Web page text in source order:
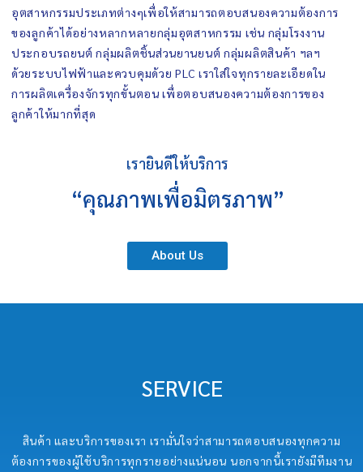
อุตสาหกรรมประเภทต่างๆเพื่อให้สามารถตอบสนองความต้องการ
ของลูกค้าได้อย่างหลากหลายกลุ่มอุตสาหกรรม เช่น กลุ่มโรงงาน
ประกอบรถยนต์ กลุ่มผลิตชิ้นส่วนยานยนต์ กลุ่มผลิตสินค้า ฯลฯ
ด้วยระบบไฟฟ้าและควบคุมด้วย PLC เราใส่ใจทุกรายละเอียดใน
การผลิตเครื่องจักรทุกขั้นตอน เพื่อตอบสนองความต้องการของ
ลูกค้าให้มากที่สุด
เรายินดีให้บริการ
“คุณภาพเพื่อมิตรภาพ”
About Us
SERVICE
สินค้า และบริการของเรา เรามั่นใจว่าสามารถตอบสนองทุกความ
ต้องการของผู้ใช้บริการทุกรายอย่างแน่นอน นอกจากนี้เรายังมีทีมงาน